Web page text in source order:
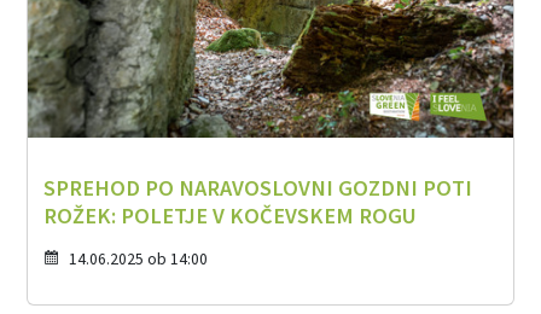
SPREHOD PO NARAVOSLOVNI GOZDNI POTI
ROŽEK: POLETJE V KOČEVSKEM ROGU
14.06.2025 ob 14:00